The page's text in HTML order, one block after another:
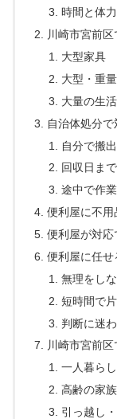
時間と体
川崎市宮前
大型家具
大型・重
大量の生
自治体処分
自分で搬
回収日ま
途中で作
便利屋に不
便利屋が対
便利屋に任
無理をし
短時間で片
判断に迷
川崎市宮前
一人暮ら
高齢の家
引っ越し